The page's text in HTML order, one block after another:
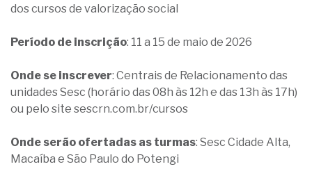
dos cursos de valorização social
Período de inscrição: 11 a 15 de maio de 2026
Onde se inscrever: Centrais de Relacionamento das
unidades Sesc (horário das 08h às 12h e das 13h às 17h)
ou pelo site sescrn.com.br/cursos
Onde serão ofertadas as turmas: Sesc Cidade Alta,
Macaíba e São Paulo do Potengi